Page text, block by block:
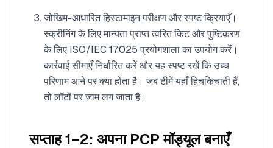
जोखिम-आधारित हिस्टामाइन परीक्षण और स्पष्ट क्रियाएँ।
स्क्रीनिंग के लिए मान्यता प्राप्त त्वरित किट और पुष्टिकरण
के लिए ISO/IEC 17025 प्रयोगशाला का उपयोग करें।
कार्रवाई सीमाएँ निर्धारित करें और यह स्पष्ट रखें कि उच्च
परिणाम आने पर क्या होता है। जब टीमें यहाँ हिचकिचाती हैं,
तो लॉटों पर जाम लग जाता है।
सप्ताह 1–2: अपना PCP मॉड्यूल बनाएँ